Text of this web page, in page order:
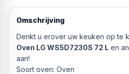
Omschrijving
Denkt u erover uw keuken op te
Oven LG WS5D7230S 72 L en
aan!
Soort oven: Oven